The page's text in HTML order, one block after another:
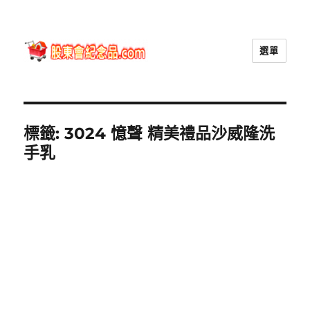
選單
標籤:3024 憶聲 精美禮品沙威隆洗
手乳